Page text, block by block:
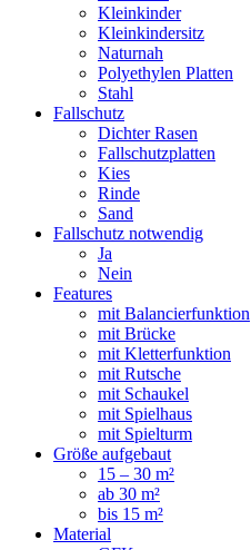
Kleinkinder
Kleinkindersitz
Naturnah
Polyethylen Platten
Stahl
Fallschutz
Dichter Rasen
Fallschutzplatten
Kies
Rinde
Sand
Fallschutz notwendig
Ja
Nein
Features
mit Balancierfunktion
mit Brücke
mit Kletterfunktion
mit Rutsche
mit Schaukel
mit Spielhaus
mit Spielturm
Größe aufgebaut
15 – 30 m²
ab 30 m²
bis 15 m²
Material